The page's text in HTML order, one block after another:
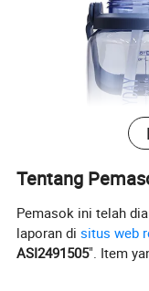
Tentang
Pemasok ini telah
laporan disitus web
ASI2491505". Item